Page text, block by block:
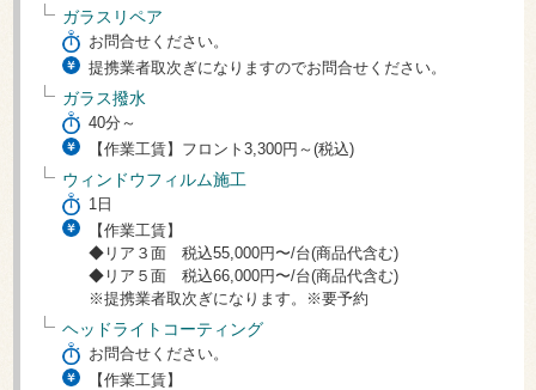
ガラスリペア
お問合せください。
提携業者取次ぎになりますのでお問合せください。
ガラス撥水
40分～
【作業工賃】フロント3,300円～(税込)
ウィンドウフィルム施工
1日
【作業工賃】
◆リア３面 税込55,000円〜/台(商品代含む)
◆リア５面 税込66,000円〜/台(商品代含む)
※提携業者取次ぎになります。※要予約
ヘッドライトコーティング
お問合せください。
【作業工賃】